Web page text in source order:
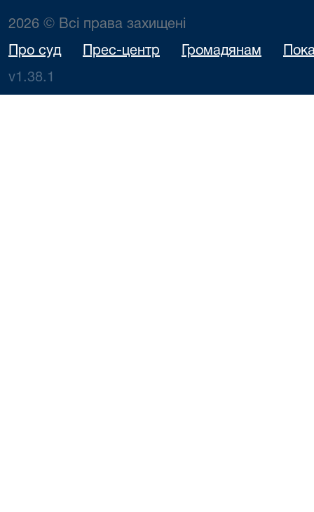
2026 © Всі права захищені
Про суд Прес-центр Громадянам
v1.38.1